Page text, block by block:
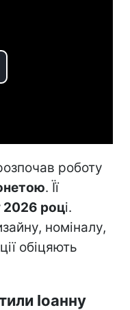
роботу
. Її
2026 році.
номіналу,
обіцяють
Іоанну